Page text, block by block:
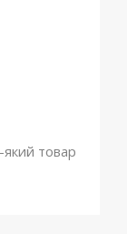
який товар